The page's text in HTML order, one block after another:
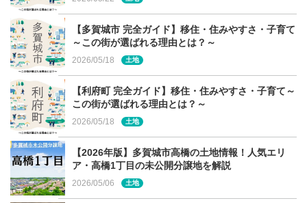
【多賀城市 完全ガイド】移住・住みやすさ・子育て
～この街が選ばれる理由とは？～
2026/05/18 土地
【利府町 完全ガイド】移住・住みやすさ・子育て～
この街が選ばれる理由とは？～
2026/05/18 土地
【2026年版】多賀城市高橋の土地情報！人気エリ
ア・高橋1丁目の未公開分譲地を解説
2026/05/06 土地